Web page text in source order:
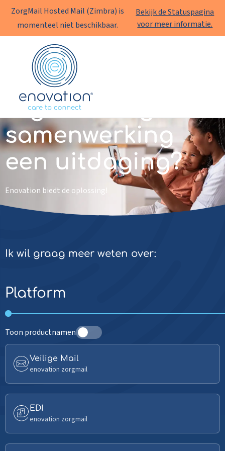
ZorgMail Hosted Mail (Zimbra) is
momenteel niet beschikbaar.
Bekijk de Statuspagina
voor meer informatie.
Enovation
Digitale zorg en
samenwerking
een uitdaging?
Enovation biedt de oplossing!
Ik wil graag meer weten over:
Platform
Toon productnamen
Veilige Mail
enovation zorgmail
Read
more
about
Veilige
Mail
EDI
enovation zorgmail
Read
more
about
EDI